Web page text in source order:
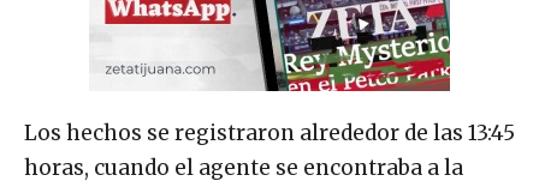
Los hechos se registraron alrededor de las 13:45
horas, cuando el agente se encontraba a la